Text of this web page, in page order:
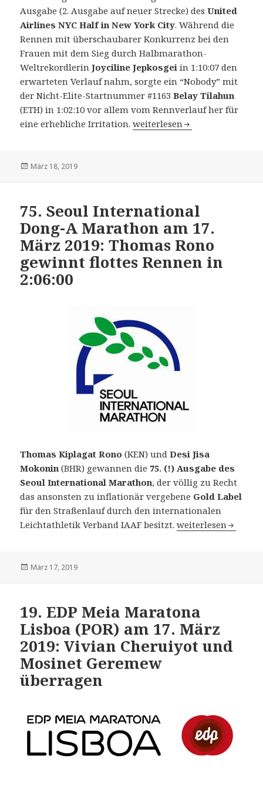
Ausgabe (2. Ausgabe auf neuer Strecke) desUnited
Airlines NYC Half in New York City. Während die
Rennen mit überschaubarer Konkurrenz bei den
Frauen mit dem Sieg durch Halbmarathon-
WeltrekordlerinJoyciline Jepkosgei in 1:10:07 den
erwarteten Verlauf nahm, sorgte ein “Nobody” mit
der Nicht-Elite-Startnummer #1163Belay Tilahun
(ETH) in 1:02:10 vor allem vom Rennverlauf her für
eine erhebliche Irritation.14. United Airlines NYC Half
weiterlesen
Veröffentlicht
März 18, 2019
75. Seoul International
Dong-A Marathon am 17.
März 2019: Thomas Rono
gewinnt flottes Rennen in
2:06:00
Thomas Kiplagat Rono (KEN) undDesi Jisa
Mokonin (BHR) gewannen die 75. (!) Ausgabe des
Seoul International Marathon, der völlig zu Recht
das ansonsten zu inflationär vergebene Gold Label
für den Straßenlauf durch den internationalen
Leichtathletik Verband IAAF besitzt.75. Seoul
weiterlesen
Veröffentlicht
März 17, 2019
19. EDP Meia Maratona
Lisboa (POR) am 17. März
2019: Vivian Cheruiyot und
Mosinet Geremew
überragen